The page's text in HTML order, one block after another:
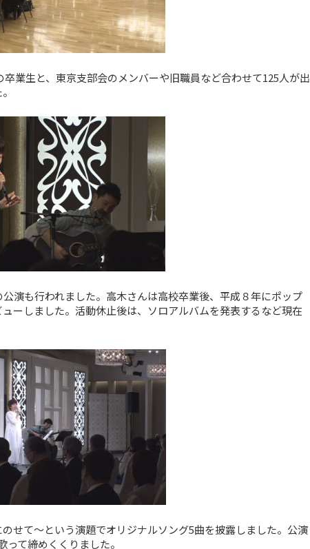
業生と、東京支部会のメンバーや旧職員など合わせて125人が出
演も行われました。高木さんは高校卒業後、平成８年にポップ
ーしました。活動休止後は、ソロアルバムを発表するなど現在
せて～という演題でオリジナルソング5曲を披露しました。公演
て締めくくりました。